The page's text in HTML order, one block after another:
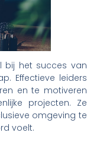
bij het succes van
Effectieve leiders
en te motiveren
projecten. Ze
omgeving te
voelt.